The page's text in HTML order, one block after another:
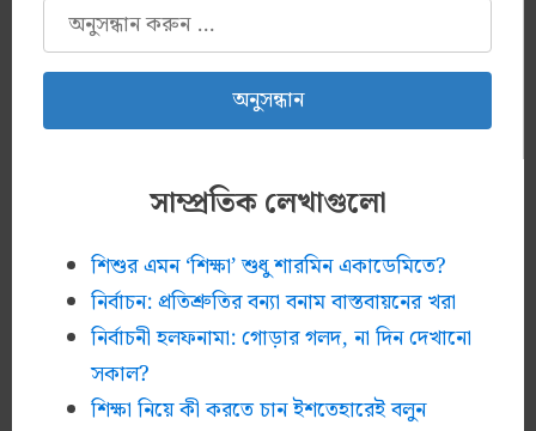
সাম্প্রতিক লেখাগুলো
শিশুর এমন ‘শিক্ষা’ শুধু শারমিন একাডেমিতে?
নির্বাচন: প্রতিশ্রুতির বন্যা বনাম বাস্তবায়নের খরা
নির্বাচনী হলফনামা: গোড়ার গলদ, না দিন দেখানো
সকাল?
শিক্ষা নিয়ে কী করতে চান ইশতেহারেই বলুন